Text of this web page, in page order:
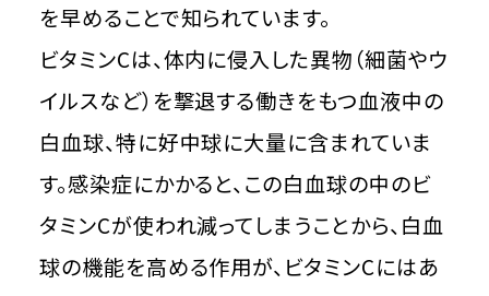
を早めることで知られています。
ビタミンCは、体内に侵入した異物（細菌やウ
イルスなど）を撃退する働きをもつ血液中の
白血球、特に好中球に大量に含まれていま
す。感染症にかかると、この白血球の中のビ
タミンCが使われ減ってしまうことから、白血
球の機能を高める作用が、ビタミンCにはあ